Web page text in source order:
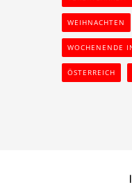
WEIHNACHTEN
WOCHENENDE
ÖSTERREICH